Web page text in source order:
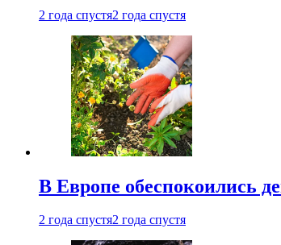
2 года спустя2 года спустя
В Европе обеспокоились
2 года спустя2 года спустя